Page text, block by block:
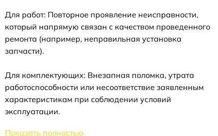
Для работ: Повторное проявление неисправности,
который напрямую связан с качеством проведенного
ремонта (например, неправильная установка
запчасти).
Для комплектующих: Внезапная поломка, утрата
работоспособности или несоответствие заявленным
характеристикам при соблюдении условий
эксплуатации.
Показать полностью